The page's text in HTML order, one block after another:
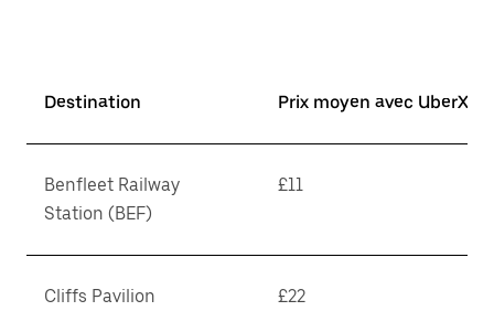
Destination Prix moyen avec UberX*
Benfleet Railway
Station (BEF)
£11
Cliffs Pavilion £22